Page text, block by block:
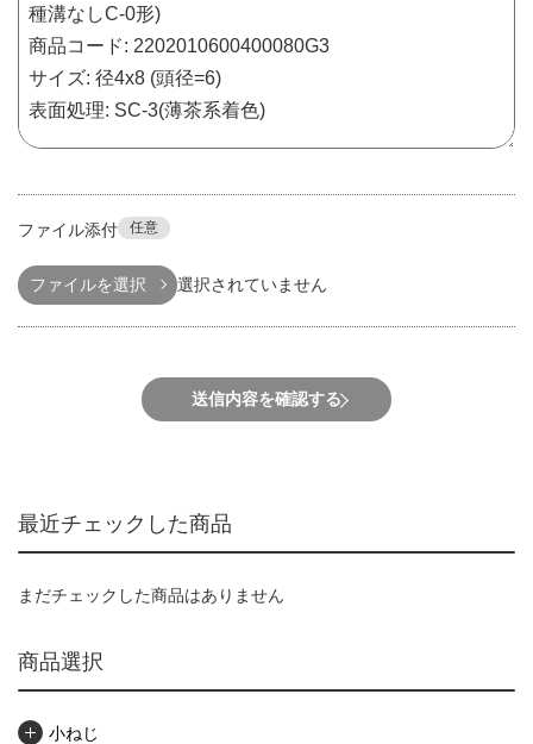
ファイル添付 任意
ファイルを選択 選択されていません
送信内容を確認する
最近チェックした商品
まだチェックした商品はありません
商品選択
小ねじ